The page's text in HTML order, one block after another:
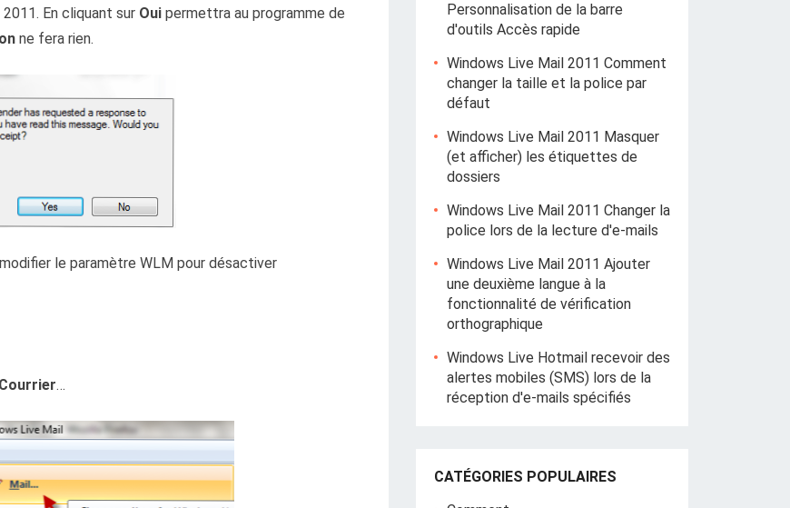
En cliquant sur Oui permettra au programme de
ne fera rien.
le paramètre WLM pour désactiver
Courrier…
Personnalisation de la barre
d'outils Accès rapide
Windows Live Mail 2011 Comment
changer la taille et la police par
défaut
Windows Live Mail 2011 Masquer
(et afficher) les étiquettes de
dossiers
Windows Live Mail 2011 Changer la
police lors de la lecture d'e-mails
Windows Live Mail 2011 Ajouter
une deuxième langue à la
fonctionnalité de vérification
orthographique
Windows Live Hotmail recevoir des
alertes mobiles (SMS) lors de la
réception d'e-mails spécifiés
CATÉGORIES POPULAIRES